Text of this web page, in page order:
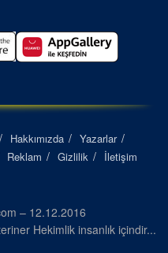
Hakkımızda
Yazarlar
Reklam Gizlilik İletişim
– 12.12.2016
Hekimlik insanlık içindir...